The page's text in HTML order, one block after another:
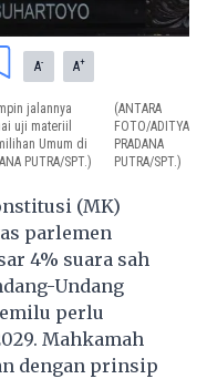
A- A+
jalannya
uji materiil
Umum di
PUTRA/SPT.)
(ANTARA
FOTO/ADITYA
PRADANA
PUTRA/SPT.)
(MK)
parlemen
4% suara sah
Undang
perlu
Mahkamah
dengan prinsip